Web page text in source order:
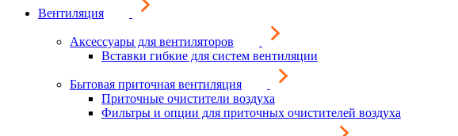
Вентиляция
Аксессуары для вентиляторов
Вставки гибкие для систем вентиляции
Бытовая приточная вентиляция
Приточные очистители воздуха
Фильтры и опции для приточных очистителей воздуха